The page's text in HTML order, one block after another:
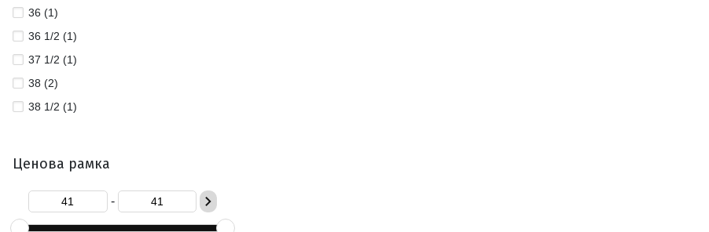
36 (1)
36 1/2 (1)
37 1/2 (1)
38 (2)
38 1/2 (1)
Ценова рамка
-